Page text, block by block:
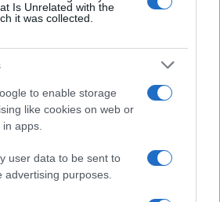
Is Unrelated with the
it was collected.
to enable storage
like cookies on web or
apps.
user data to be sent to
advertising purposes.
dela
Pet koroških gostiln in
restavracij v vodniku